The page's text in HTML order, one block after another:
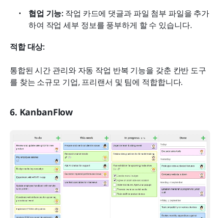
협업 기능: 작업 카드에 댓글과 파일 첨부 파일을 추가
하여 작업 세부 정보를 풍부하게 할 수 있습니다.
적합 대상:
통합된 시간 관리와 자동 작업 반복 기능을 갖춘 칸반 도구
를 찾는 소규모 기업, 프리랜서 및 팀에 적합합니다.
6. KanbanFlow